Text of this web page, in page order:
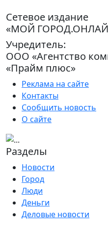
Сетевое издание
«МОЙ
Учредитель:
ООО «Агентство
«Прайм плюс»
Реклама на сайте
Контакты
Сообщить новость
О сайте
Разделы
Новости
Город
Люди
Деньги
Деловые новости